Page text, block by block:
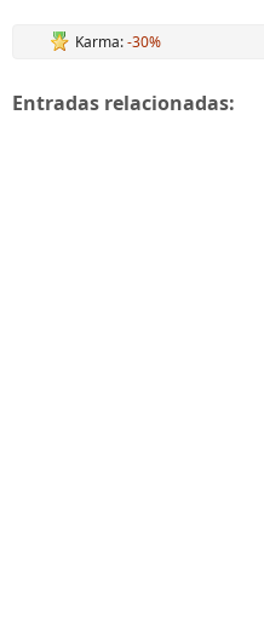
Karma:-30%
Entradas relacionadas: